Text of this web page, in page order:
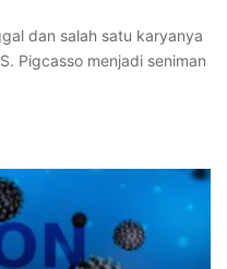
dan salah satu karyanya
Pigcasso menjadi seniman